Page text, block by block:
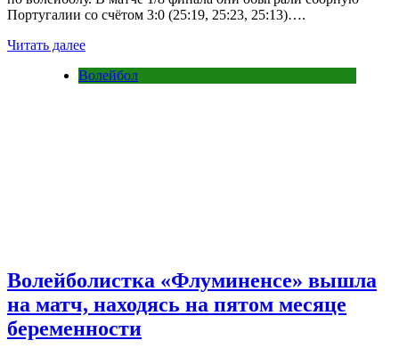
Португалии со счётом 3:0 (25:19, 25:23, 25:13)….
Читать далее
Волейбол
Волейболистка «Флуминенсе» вышла
на матч, находясь на пятом месяце
беременности